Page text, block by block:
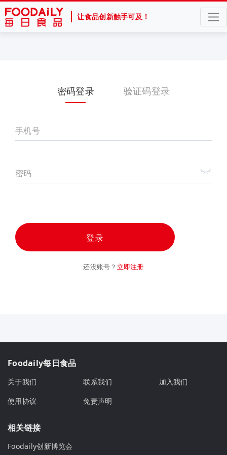
让食品创新触手可及！
密码登录 验证码登录
手机号
密码
登录
还没账号？ 立即注册
Foodaily每日食品
关于我们 联系我们
加入我们
使用协议
免责声明
相关链接
Foodaily创新博览会